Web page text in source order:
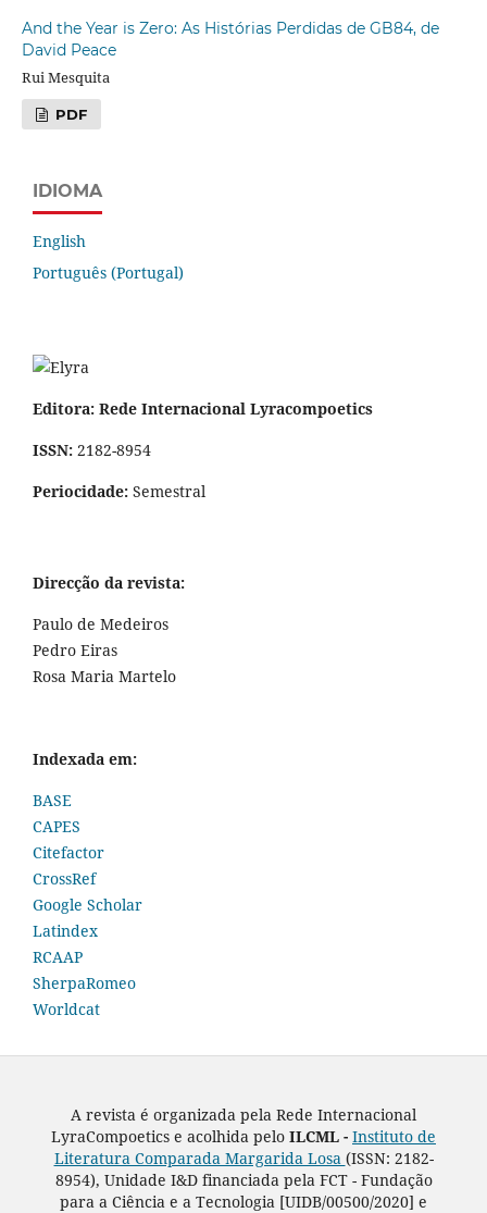
And the Year is Zero: As Histórias Perdidas de GB84, de
David Peace
Rui Mesquita
PDF
IDIOMA
English
Português (Portugal)
Editora: Rede Internacional Lyracompoetics
ISSN: 2182-8954
Periocidade: Semestral
Direcção da revista:
Paulo de Medeiros
Pedro Eiras
Rosa Maria Martelo
Indexada em:
BASE
CAPES
Citefactor
CrossRef
Google Scholar
Latindex
RCAAP
SherpaRomeo
Worldcat
A revista é organizada pela Rede Internacional
LyraCompoetics e acolhida pelo ILCML - Instituto de
Literatura Comparada Margarida Losa (ISSN: 2182-
8954), Unidade I&D financiada pela FCT - Fundação
para a Ciência e a Tecnologia [UIDB/00500/2020] e